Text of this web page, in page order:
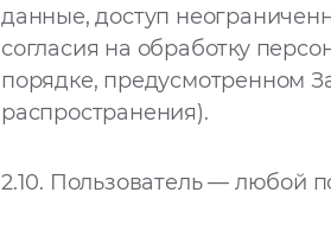
данные, доступ
согласия на обработку
порядке, предусмотренном
распространения).
2.10. Пользователь — любой